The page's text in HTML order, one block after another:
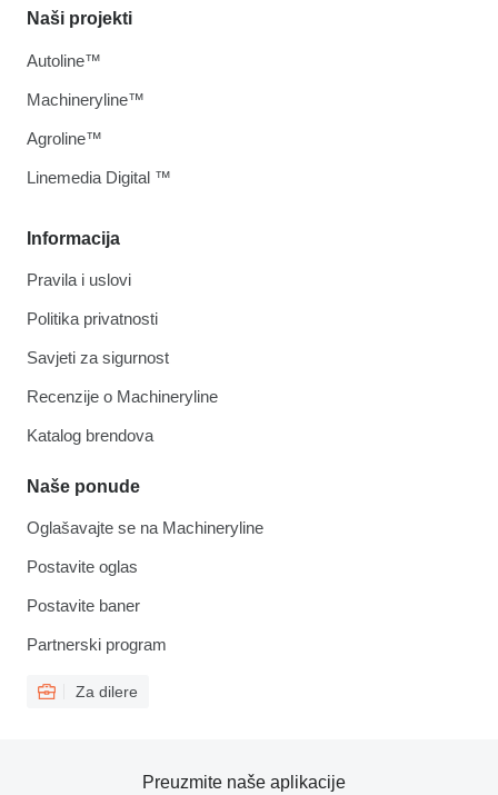
Informacija
Pravila i uslovi
Politika privatnosti
Savjeti za sigurnost
Recenzije o Machineryline
Katalog brendova
Naše ponude
Oglašavajte se na Machineryline
Postavite oglas
Postavite baner
Partnerski program
Za dilere
Naši projekti
Autoline™
Machineryline™
Agroline™
Linemedia Digital ™
Preuzmite naše aplikacije